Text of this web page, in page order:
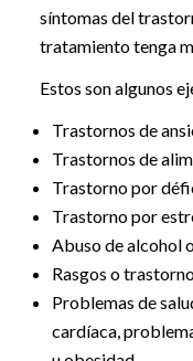
síntomas del
tratamiento tenga
Estos son algunos
Trastornos de
Trastornos de
Trastorno por
Trastorno por
Abuso de alcohol
Rasgos o
Problemas de
cardíaca,